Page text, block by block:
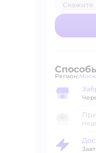
Скажите
В
Регион:
Забрать в
Доставка